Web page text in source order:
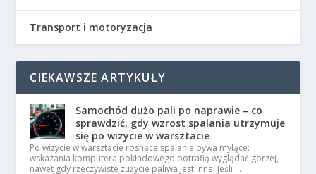
Transport i motoryzacja
CIEKAWSZE ARTYKUŁY
Samochód dużo pali po naprawie – co
sprawdzić, gdy wzrost spalania utrzymuje
się po wizycie w warsztacie
Po wizycie w warsztacie rosnące spalanie bywa mylące:
wskazania komputera pokładowego potrafią wyglądać gorzej,
nawet gdy rzeczywiste zużycie paliwa jest inne. Jeśli …